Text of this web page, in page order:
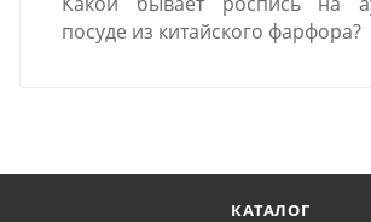
посуде из китайского фарфора?
КАТАЛОГ